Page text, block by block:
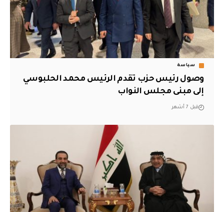
سياسة
وصول رئيس حزب تقدم الرئيس محمد الحلبوسي
إلى مبنى مجلس النواب
قبل 7 أشهر